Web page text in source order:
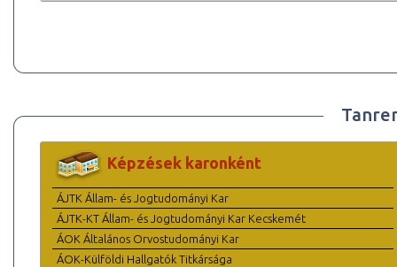
Képzések karonként
ÁJTK Állam- és Jogtudományi Kar
ÁJTK-KT Állam- és Jogtudományi Kar Kecskemét
ÁOK Általános Orvostudományi Kar
ÁOK-Külföldi Hallgatók Titkársága